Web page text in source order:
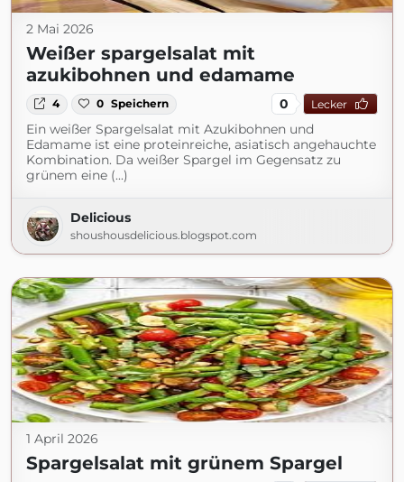
2 Mai 2026
Weißer spargelsalat mit
azukibohnen und edamame
4 0 Speichern 0 Lecker
Ein weißer Spargelsalat mit Azukibohnen und
Edamame ist eine proteinreiche, asiatisch angehauchte
Kombination. Da weißer Spargel im Gegensatz zu
grünem eine (...)
Delicious
shoushousdelicious.blogspot.com
1 April 2026
Spargelsalat mit grünem Spargel